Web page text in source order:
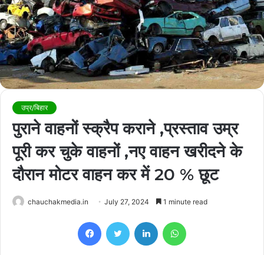
उप्र/बिहार
पुराने वाहनों स्क्रैप कराने ,प्रस्ताव उम्र
पूरी कर चुके वाहनों ,नए वाहन खरीदने के
दौरान मोटर वाहन कर में 20 % छूट
chauchakmedia.in July 27, 2024 1 minute read
FacebookTwitter LinkedIn